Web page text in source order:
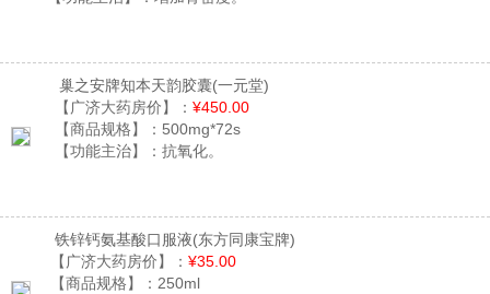
巢之安牌知本天韵胶囊(一元堂)
【广济大药房价】： ¥450.00
【商品规格】： 500mg*72s
【功能主治】： 抗氧化。
铁锌钙氨基酸口服液(东方同康宝牌)
【广济大药房价】： ¥35.00
【商品规格】： 250ml